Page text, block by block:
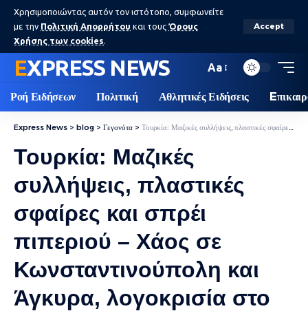
Χρησιμοποιώντας αυτόν τον ιστότοπο, συμφωνείτε
με την Πολιτική Απορρήτου και τους Όρους
Χρήσης των cookies.
Accept
EXPRESS NEWS Aa
Ροή Ειδήσεων Πολιτική Αθλητικές Ειδήσεις
Express News > blog > Γεγονότα > Τουρκία: Μαζικές συλλήψεις, πλαστικές σφαίρες και σπρέι πιπεριού – Χάος σε Κωνσταντινούπολη και Άγκυρα, λογοκρισία στο Twitter
Τουρκία: Μαζικές
συλλήψεις, πλαστικές
σφαίρες και σπρέι
πιπεριού – Χάος σε
Κωνσταντινούπολη και
Άγκυρα, λογοκρισία στο